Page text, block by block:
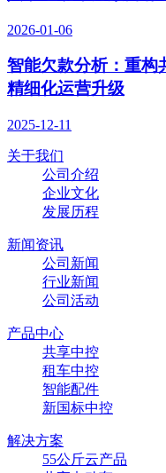
2026-01-06
智能欠款分析：重构
精细化运营升级
2025-12-11
关于我们
公司介绍
企业文化
发展历程
新闻资讯
公司新闻
行业新闻
公司活动
产品中心
共享中控
租车中控
智能配件
新国标中控
解决方案
55公斤云产品